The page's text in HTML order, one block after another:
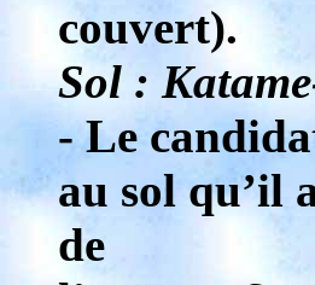
couvert).
Sol :
- Le
au sol qu’il
de